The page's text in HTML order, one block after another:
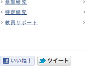
基盤研究
特定研究
教員サポート